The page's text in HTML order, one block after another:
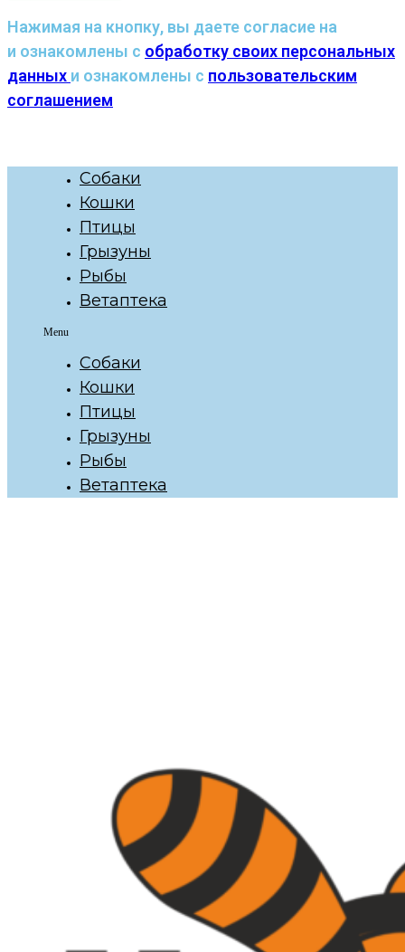
Нажимая на кнопку, вы даете согласие на
и ознакомлены с обработку своих персональных
данных и ознакомлены с пользовательским
соглашением
Собаки
Кошки
Птицы
Грызуны
Рыбы
Ветаптека
Menu
Собаки
Кошки
Птицы
Грызуны
Рыбы
Ветаптека